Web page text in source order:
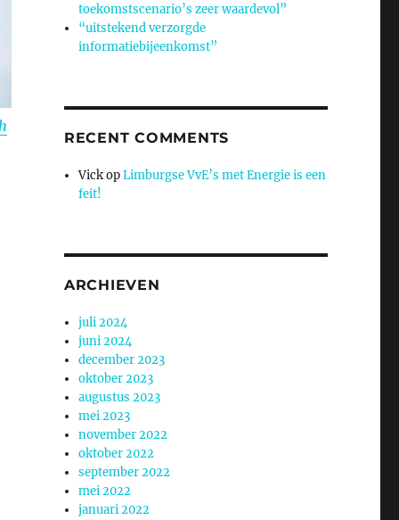
toekomstscenario’s zeer waardevol”
“uitstekend verzorgde
informatiebijeenkomst”
RECENT COMMENTS
VickopLimburgse VvE’s met Energie is een
feit!
ARCHIEVEN
juli 2024
juni 2024
december 2023
oktober 2023
augustus 2023
mei 2023
november 2022
oktober 2022
september 2022
mei 2022
januari 2022